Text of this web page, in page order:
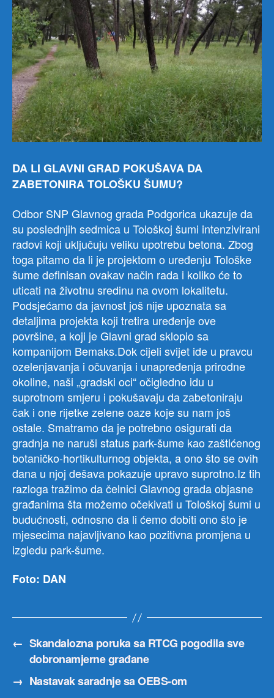
DA LI GLAVNI GRAD POKUŠAVA DA
ZABETONIRA TOLOŠKU ŠUMU?
Odbor SNP Glavnog grada Podgorica ukazuje da
su poslednjih sedmica u Tološkoj šumi intenzivirani
radovi koji uključuju veliku upotrebu betona. Zbog
toga pitamo da li je projektom o uređenju Tološke
šume definisan ovakav način rada i koliko će to
uticati na životnu sredinu na ovom lokalitetu.
Podsjećamo da javnost još nije upoznata sa
detaljima projekta koji tretira uređenje ove
površine, a koji je Glavni grad sklopio sa
kompanijom Bemaks.Dok cijeli svijet ide u pravcu
ozelenjavanja i očuvanja i unapređenja prirodne
okoline, naši „gradski oci“ očigledno idu u
suprotnom smjeru i pokušavaju da zabetoniraju
čak i one rijetke zelene oaze koje su nam još
ostale. Smatramo da je potrebno osigurati da
gradnja ne naruši status park-šume kao zaštićenog
botaničko-hortikulturnog objekta, a ono što se ovih
dana u njoj dešava pokazuje upravo suprotno.Iz tih
razloga tražimo da čelnici Glavnog grada objasne
građanima šta možemo očekivati u Tološkoj šumi u
budućnosti, odnosno da li ćemo dobiti ono što je
mjesecima najavljivano kao pozitivna promjena u
izgledu park-šume.
Foto: DAN
← Skandalozna poruka sa RTCG pogodila sve
dobronamjerne građane
→ Nastavak saradnje sa OEBS-om